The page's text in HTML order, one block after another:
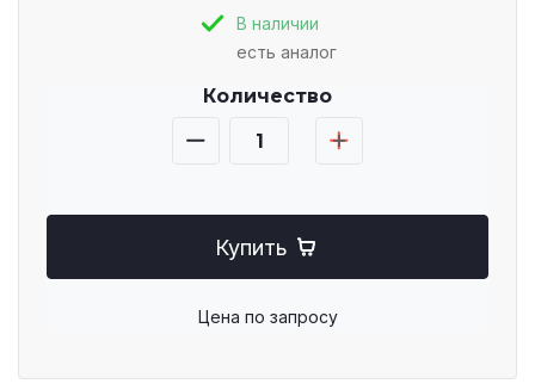
В наличии
есть аналог
Количество
Купить
Цена по запросу